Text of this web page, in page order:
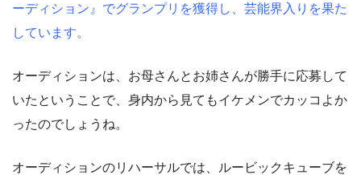
ーディション』でグランプリを獲得し、芸能界入りを果た
しています。
オーディションは、お母さんとお姉さんが勝手に応募して
いたということで、身内から見てもイケメンでカッコよか
ったのでしょうね。
オーディションのリハーサルでは、ルービックキューブを